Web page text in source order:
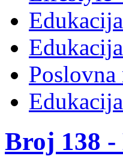
Broj 138 -